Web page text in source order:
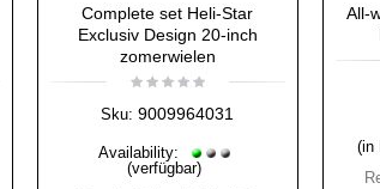
Complete set Heli-Star
Exclusiv Design 20-inch
zomerwielen
Sku: 9009964031
Availability:
(verfügbar)
All-
(in